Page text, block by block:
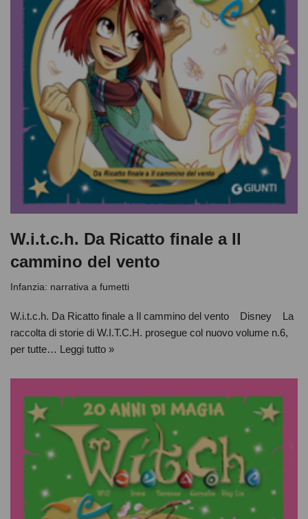
W.i.t.c.h. Da Ricatto finale a Il
cammino del vento
Infanzia: narrativa a fumetti
W.i.t.c.h. Da Ricatto finale a Il cammino del vento Disney La
raccolta di storie di W.I.T.C.H. prosegue col nuovo volume n.6,
per tutte… Leggi tutto »